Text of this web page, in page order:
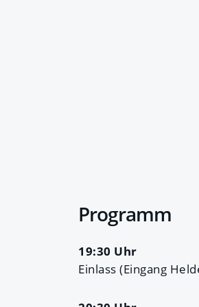
Programm
19:30 Uhr
Einlass (Eingang